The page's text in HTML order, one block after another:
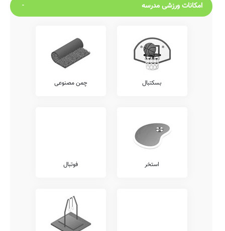
امکانات ورزشی مدرسه
بسکتبال چمن مصنوعی
استخر فوتبال